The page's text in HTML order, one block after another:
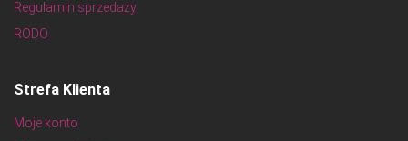
Regulamin sprzedaży
RODO
Strefa Klienta
Moje konto